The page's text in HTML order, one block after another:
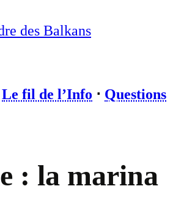
des Balkans
Le fil de l’Info ⋅ Questions
: la marina